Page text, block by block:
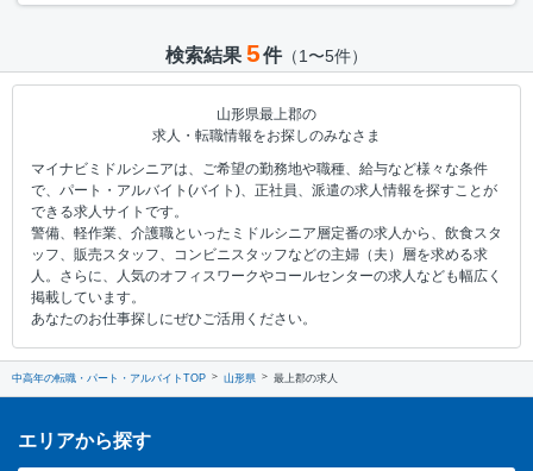
検索結果 5件（1〜5件）
山形県最上郡の
求人・転職情報をお探しのみなさま
マイナビミドルシニアは、ご希望の勤務地や職種、給与など様々な条件
で、パート・アルバイト(バイト)、正社員、派遣の求人情報を探すことが
できる求人サイトです。
警備、軽作業、介護職といったミドルシニア層定番の求人から、飲食スタ
ッフ、販売スタッフ、コンビニスタッフなどの主婦（夫）層を求める求
人。さらに、人気のオフィスワークやコールセンターの求人なども幅広く
掲載しています。
あなたのお仕事探しにぜひご活用ください。
中高年の転職・パート・アルバイトTOP 山形県 最上郡の求人
エリアから探す